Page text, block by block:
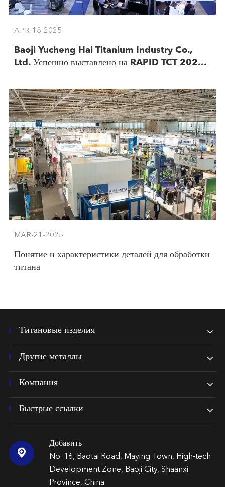
APR-18-2025
Baoji Yucheng Hai Titanium Industry Co.,
Ltd. Успешно выставлено на RAPID TCT 2025 в
MAR-21-2025
Понятие и характеристики деталей для обработки
титана
Титановые изделия
Другие металлы
Компания
Быстрые ссылки

Добавить
No. 16, Baotai Road, Maying Town, High-tech
Development Zone, Baoji City, Shaanxi
Province, China